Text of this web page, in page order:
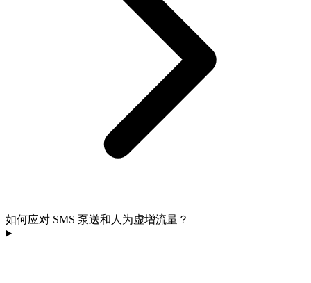
如何应对 SMS 泵送和人为虚增流量？